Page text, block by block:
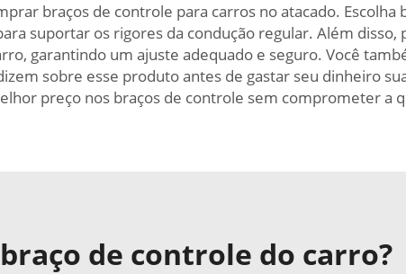
braços de controle para carros no atacado.
suportar os rigores da condução regular. Além
garantindo um ajuste adequado e seguro. Você
sobre esse produto antes de gastar seu dinheiro
preço nos braços de controle sem comprometer a
de controle do carro?